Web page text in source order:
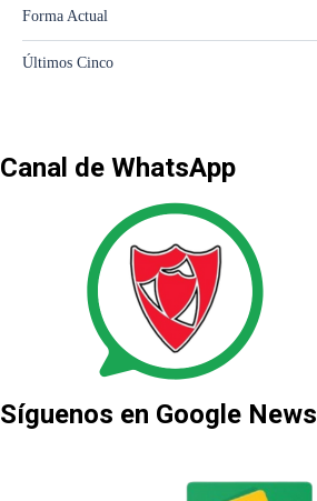
Canal de WhatsApp
Síguenos en Google News